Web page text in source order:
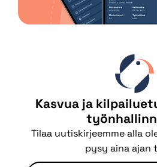
Kasvua ja
Tilaa uutiskirjeemme alla
pysy aina ajan